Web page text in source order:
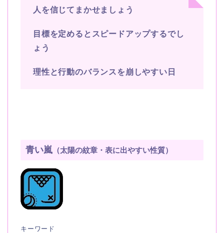
人を信じてまかせましょう
目標を定めるとスピードアップするでし
ょう
理性と行動のバランスを崩しやすい日
青い嵐 （太陽の紋章・表に出やすい性質）
キーワード